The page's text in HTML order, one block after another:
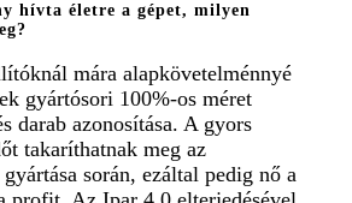
hívta életre a gépet, milyen
mára alapkövetelménnyé
gyártósori 100%-os méret
darab azonosítása. A gyors
takaríthatnak meg az
során, ezáltal pedig nő a